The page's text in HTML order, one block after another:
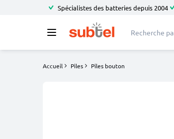
Spécialistes des batteries depuis 2004
Accueil Piles Piles bouton